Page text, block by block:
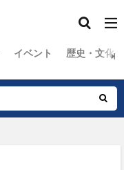
イベント 歴史・文化